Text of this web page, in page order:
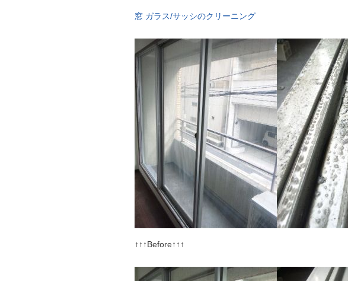
窓 ガラス/サッシのクリーニング
↑↑↑Before↑↑↑